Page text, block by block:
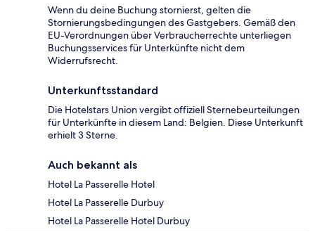
Wenn du deine Buchung stornierst, gelten die
Stornierungsbedingungen des Gastgebers. Gemäß den
EU-Verordnungen über Verbraucherrechte unterliegen
Buchungsservices für Unterkünfte nicht dem
Widerrufsrecht.
Unterkunftsstandard
Die Hotelstars Union vergibt offiziell Sternebeurteilungen
für Unterkünfte in diesem Land: Belgien. Diese Unterkunft
erhielt 3 Sterne.
Auch bekannt als
Hotel La Passerelle Hotel
Hotel La Passerelle Durbuy
Hotel La Passerelle Hotel Durbuy